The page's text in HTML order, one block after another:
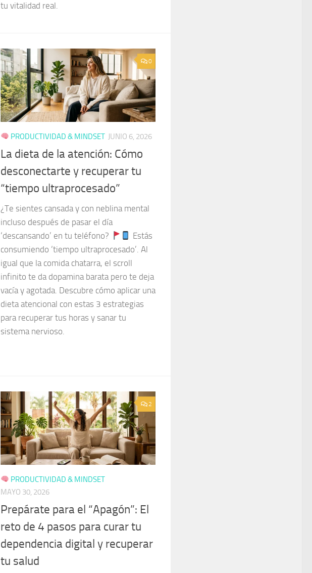
tu vitalidad real.
0
PRODUCTIVIDAD & MINDSET JUNIO 6, 2026
La dieta de la atención: Cómo
desconectarte y recuperar tu
“tiempo ultraprocesado”
¿Te sientes cansada y con neblina mental
incluso después de pasar el día
‘descansando’ en tu teléfono?
Estás
consumiendo ‘tiempo ultraprocesado’. Al
igual que la comida chatarra, el scroll
infinito te da dopamina barata pero te deja
vacía y agotada. Descubre cómo aplicar una
dieta atencional con estas 3 estrategias
para recuperar tus horas y sanar tu
sistema nervioso.
2
PRODUCTIVIDAD & MINDSET
MAYO 30, 2026
Prepárate para el “Apagón”: El
reto de 4 pasos para curar tu
dependencia digital y recuperar
tu salud